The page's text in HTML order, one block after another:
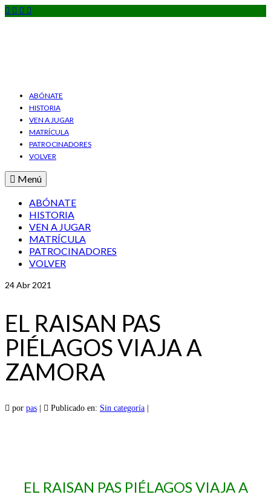
ABÓNATE
HISTORIA
VEN A JUGAR
MATRÍCULA
PATROCINADORES
VOLVER
Menú
ABÓNATE
HISTORIA
VEN A JUGAR
MATRÍCULA
PATROCINADORES
VOLVER
24Abr 2021
EL RAISAN PAS
PIÉLAGOS VIAJA A
ZAMORA
por pas Publicado en: Sin categoría
EL RAISAN PAS PIÉLAGOS VIAJA A